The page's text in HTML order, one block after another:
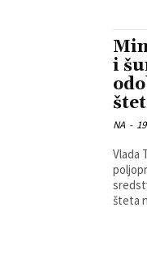
i
NA -
Vlada
šteta